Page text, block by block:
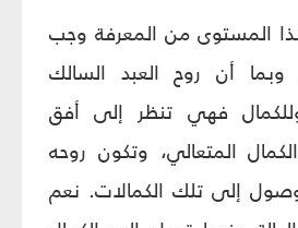
المستوى من المعرفة وجب
وبما أن روح العبد السالك
فهي تنظر إلى أفق
المتعالي، وتكون روحه
إلى تلك الكمالات. نعم